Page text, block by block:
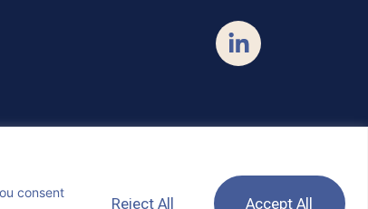
consent
Reject All Accept All
Abonnez-vous à notre newsletter